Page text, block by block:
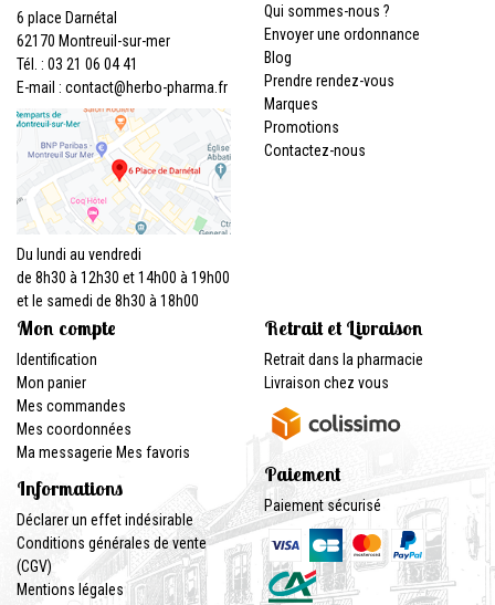
6 place Darnétal
62170 Montreuil-sur-mer
Tél. : 03 21 06 04 41
E-mail : contact@herbo-pharma.fr
Du lundi au vendredi
de 8h30 à 12h30 et 14h00 à 19h00
et le samedi de 8h30 à 18h00
Qui sommes-nous ?
Envoyer une ordonnance
Blog
Prendre rendez-vous
Marques
Promotions
Contactez-nous
Mon compte
Identification
Mon panier
Mes commandes
Mes coordonnées
Ma messagerie Mes favoris
Informations
Déclarer un effet indésirable
Conditions générales de vente
(CGV)
Mentions légales
Retrait et Livraison
Retrait dans la pharmacie
Livraison chez vous
Paiement
Paiement sécurisé